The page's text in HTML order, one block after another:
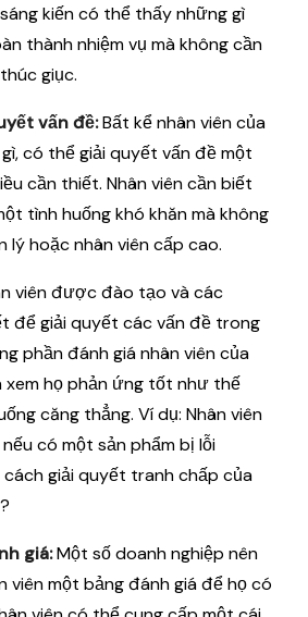
kiến ​​có thể thấy những gì
thành nhiệm vụ mà không cần
giục.
vấn đề:Bất kể nhân viên của
có thể giải quyết vấn đề một
cần thiết. Nhân viên cần biết
tình huống khó khăn mà không
lý hoặc nhân viên cấp cao.
viên được đào tạo và các
để giải quyết các vấn đề trong
phần đánh giá nhân viên của
xem họ phản ứng tốt như thế
căng thẳng. Ví dụ: Nhân viên
có một sản phẩm bị lỗi
giải quyết tranh chấp của
giá:Một số doanh nghiệp nên
viên một bảng đánh giá để họ có